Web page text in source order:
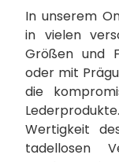
In unserem
in vielen
Größen und
oder mit
die
Wertigkeit
tadellosen